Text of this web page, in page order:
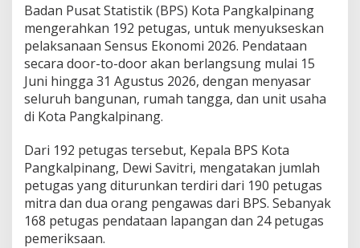
a
n
g
i
R
u
m
d
a
n
T
e
m
Badan Pusat Statistik (BPS) Kota Pangkalpinang
mengerahkan 192 petugas, untuk menyukseskan
pelaksanaan Sensus Ekonomi 2026. Pendataan
secara door-to-door akan berlangsung mulai 15
Juni hingga 31 Agustus 2026, dengan menyasar
seluruh bangunan, rumah tangga, dan unit usaha
di Kota Pangkalpinang.
Dari 192 petugas tersebut, Kepala BPS Kota
Pangkalpinang, Dewi Savitri, mengatakan jumlah
petugas yang diturunkan terdiri dari 190 petugas
mitra dan dua orang pengawas dari BPS. Sebanyak
168 petugas pendataan lapangan dan 24 petugas
pemeriksaan.